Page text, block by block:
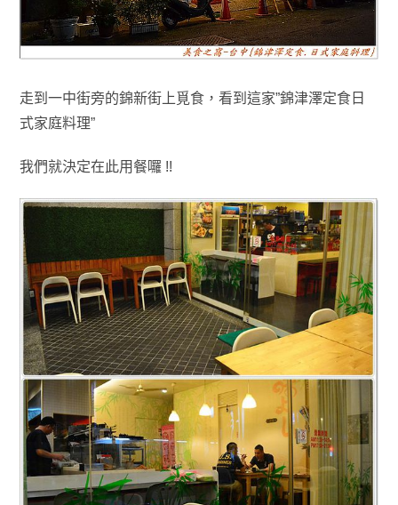
走到一中街旁的錦新街上覓食，看到這家”錦津澤定食日
式家庭料理”
我們就決定在此用餐囉 !!